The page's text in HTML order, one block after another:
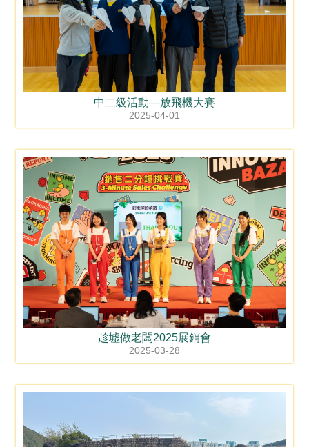
中二級活動—放飛機大賽
2025-04-01
趁墟做老闆2025展銷會
2025-03-28